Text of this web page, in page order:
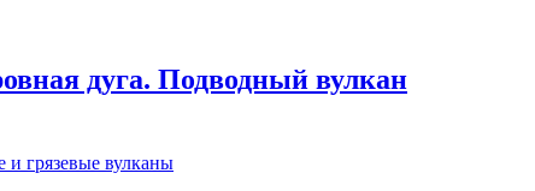
дуга. Подводный вулкан
грязевые вулканы